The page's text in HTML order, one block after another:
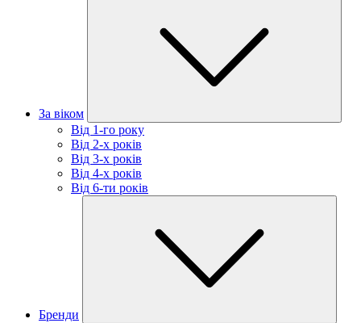
За віком
Від 1-го року
Від 2-х років
Від 3-х років
Від 4-х років
Від 6-ти років
Бренди